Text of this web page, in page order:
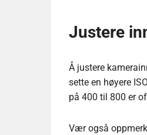
Justere
Å justere
sette en høyere
på 400 til 800 er
Vær også